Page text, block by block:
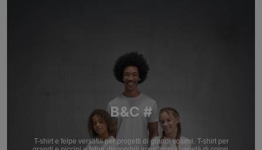
B&C #
T-shirt e felpe versatili per progetti di grandi volumi. T-shirt per